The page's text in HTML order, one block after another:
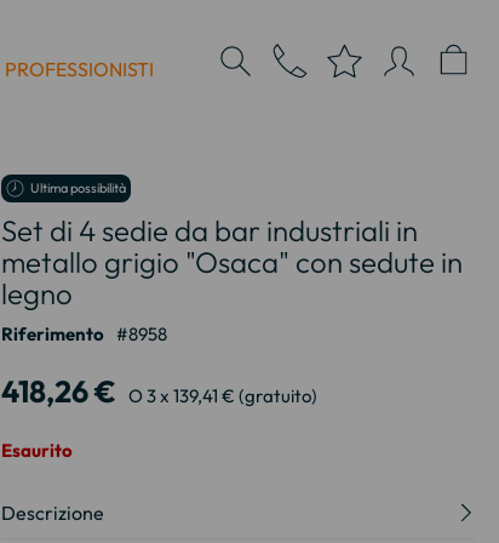
PROFESSIONISTI
Ultima possibilità
Set di 4 sedie da bar industriali in
metallo grigio "Osaca" con sedute in
legno
Riferimento 8958
418,26 € O 3 x 139,41 € (gratuito)
Esaurito
Descrizione